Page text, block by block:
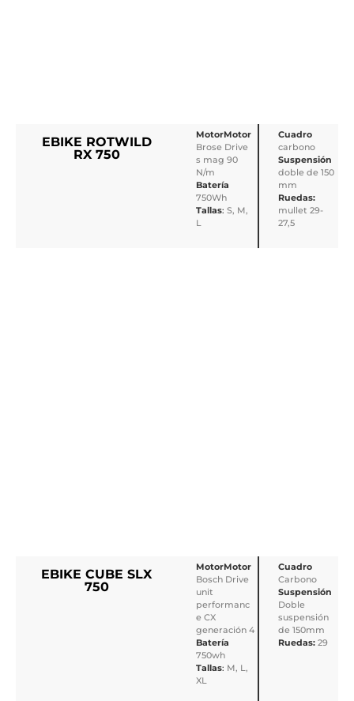
EBIKE ROTWILD
RX 750
MotorMotor
Brose Drive
s mag 90
N/m
Batería
750Wh
Tallas: S, M,
L
Cuadro
carbono
Suspensión
doble de 150
mm
Ruedas:
mullet 29-
27,5
EBIKE CUBE SLX
750
MotorMotor
Bosch Drive
unit
performanc
e CX
generación 4
Batería
750wh
Tallas: M, L,
XL
Cuadro
Carbono
Suspensión
Doble
suspensión
de 150mm
Ruedas: 29